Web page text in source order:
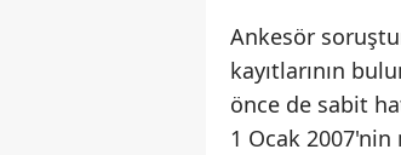
Ankesör
kayıtlarının
önce de sabit
1 Ocak